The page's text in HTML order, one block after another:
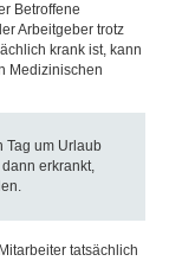
Betroffene
Arbeitgeber trotz
krank ist, kann
Medizinischen
Tag um Urlaub
erkrankt,
tatsächlich